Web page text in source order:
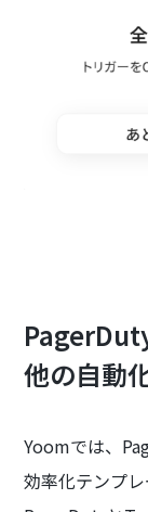
他の自動
Yoomでは、
効率化テンプレ